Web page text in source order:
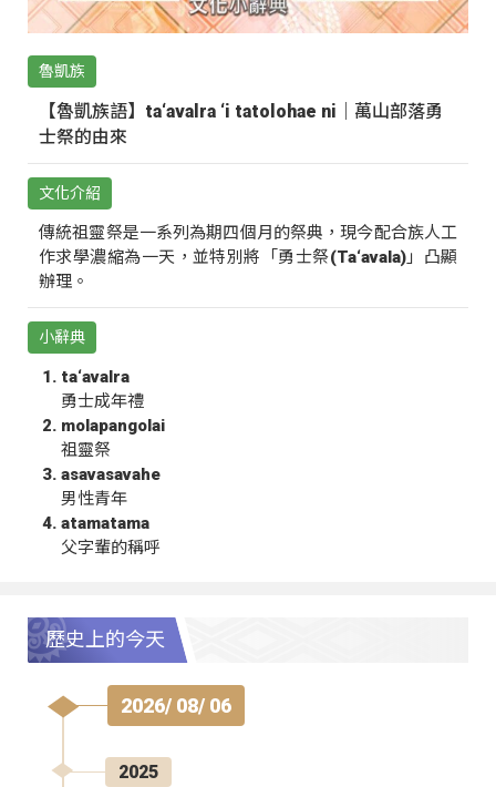
魯凱族
【魯凱族語】ta‘avalra ‘i tatolohae ni｜萬山部落勇
士祭的由來
文化介紹
傳統祖靈祭是一系列為期四個月的祭典，現今配合族人工
作求學濃縮為一天，並特別將「勇士祭(Ta‘avala)」凸顯
辦理。
小辭典
ta‘avalra
勇士成年禮
molapangolai
祖靈祭
asavasavahe
男性青年
atamatama
父字輩的稱呼
歷史上的今天
2026/ 08/ 06
2025